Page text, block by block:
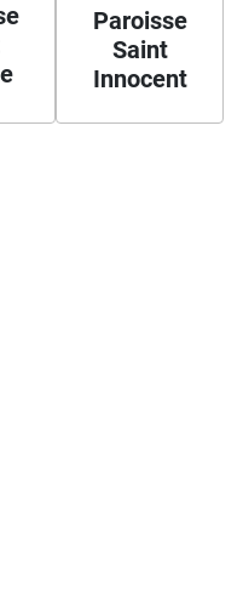
Paroisse
Saint
Innocent